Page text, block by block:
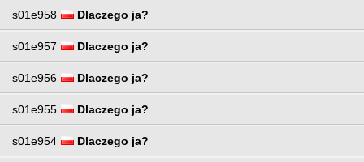
s01e958 Dlaczego ja?
s01e957 Dlaczego ja?
s01e956 Dlaczego ja?
s01e955 Dlaczego ja?
s01e954 Dlaczego ja?